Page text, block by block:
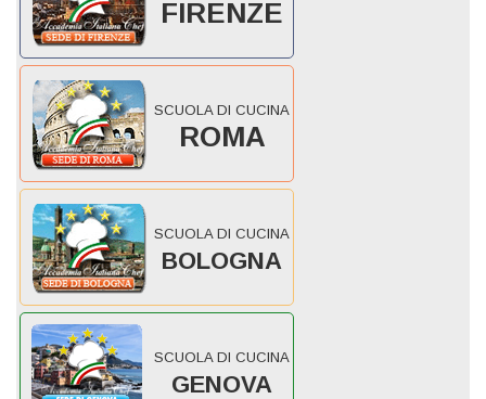
FIRENZE
SCUOLA DI CUCINA
ROMA
SCUOLA DI CUCINA
BOLOGNA
SCUOLA DI CUCINA
GENOVA